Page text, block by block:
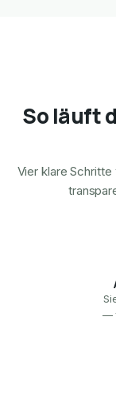
So läuft
Vier klare
—